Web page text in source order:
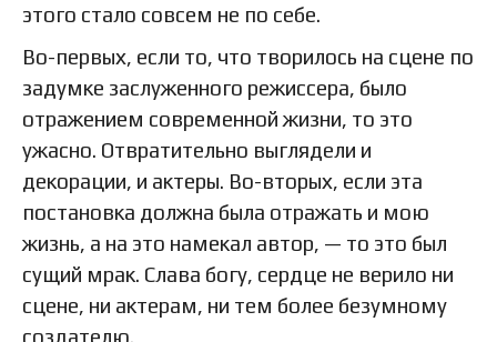
этого стало совсем не по себе.
Во-первых, если то, что творилось на сцене по
задумке заслуженного режиссера, было
отражением современной жизни, то это
ужасно. Отвратительно выглядели и
декорации, и актеры. Во-вторых, если эта
постановка должна была отражать и мою
жизнь, а на это намекал автор, — то это был
сущий мрак. Слава богу, сердце не верило ни
сцене, ни актерам, ни тем более безумному
создателю.